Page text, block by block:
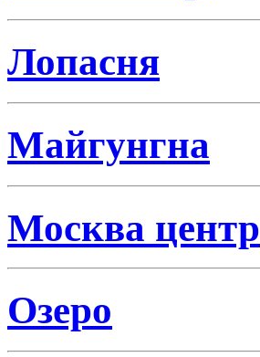
Лопасня
Майгунгна
Москва центр
Озеро